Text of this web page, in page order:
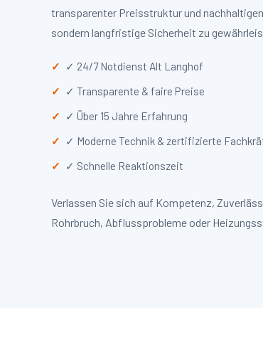
transparenter Preisstruktur und
sondern langfristige Sicherheit zu
✓ 24/7 Notdienst Alt Langhof
✓ Transparente & faire Preise
✓ Über 15 Jahre Erfahrung
✓ Moderne Technik & zertifizierte
✓ Schnelle Reaktionszeit
Verlassen Sie sich auf Kompetenz,
Rohrbruch, Abflussprobleme oder